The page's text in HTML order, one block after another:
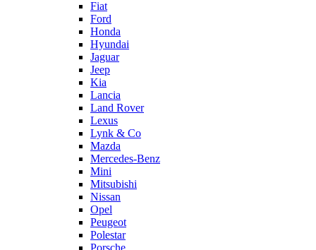
Fiat
Ford
Honda
Hyundai
Jaguar
Jeep
Kia
Lancia
Land Rover
Lexus
Lynk & Co
Mazda
Mercedes-Benz
Mini
Mitsubishi
Nissan
Opel
Peugeot
Polestar
Porsche